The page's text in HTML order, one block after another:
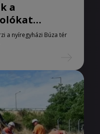
a
a nyíregyházi Búza tér